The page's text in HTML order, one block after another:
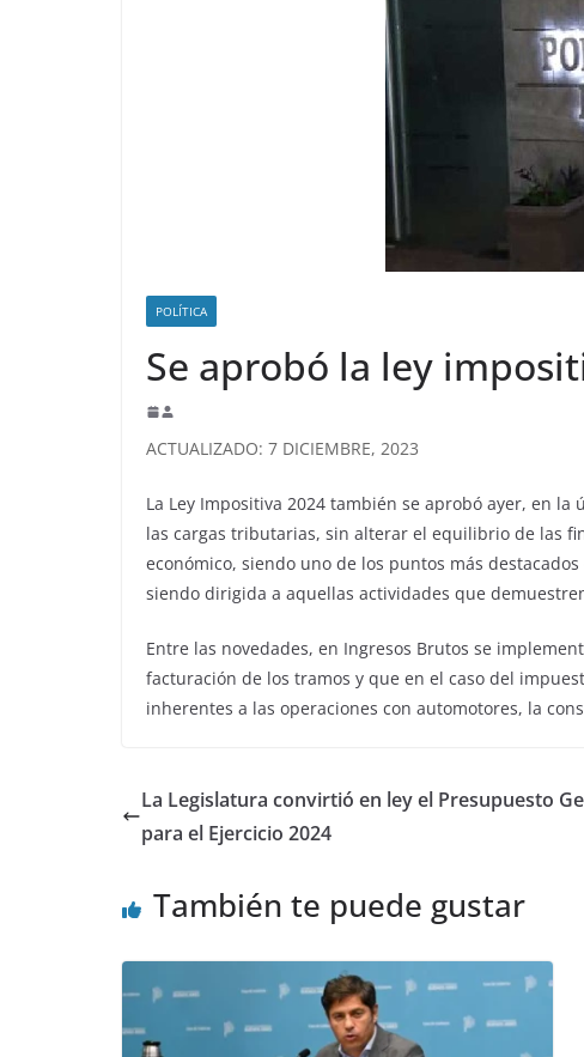
POLÍTICA
Se aprobó la ley
ACTUALIZADO: 7 DICIEMBRE, 2023
La Ley Impositiva 2024 también se aprobó ayer, en
las cargas tributarias, sin alterar el equilibrio de las
económico, siendo uno de los puntos más
siendo dirigida a aquellas actividades que
Entre las novedades, en Ingresos Brutos se
facturación de los tramos y que en el caso del
inherentes a las operaciones con automotores, la
La Legislatura convirtió en ley el Presupuesto
para el Ejercicio 2024
También te puede gustar